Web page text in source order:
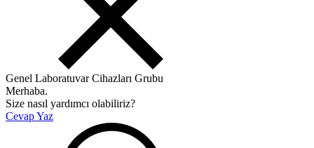
Genel Laboratuvar Cihazları Grubu
Merhaba.
Size nasıl yardımcı olabiliriz?
Cevap Yaz